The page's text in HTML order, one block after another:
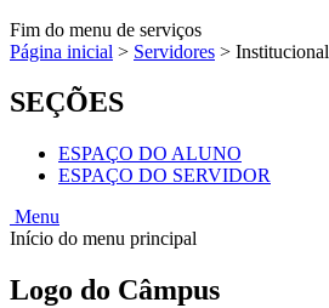
Fim do menu de serviços
Página inicial > Servidores > Institucional
SEÇÕES
ESPAÇO DO ALUNO
ESPAÇO DO SERVIDOR
Menu
Início do menu principal
Logo do Câmpus